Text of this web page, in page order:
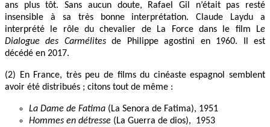
ans plus tôt. Sans aucun doute, Rafael Gil n’était pas resté
insensible à sa très bonne interprétation. Claude Laydu a
interprété le rôle du chevalier de La Force dans le film Le
Dialogue des Carmélitesde Philippe agostini en 1960. Il est
décédé en 2017.
(2) En France, très peu de films du cinéaste espagnol semblent
avoir été distribués ; citons tout de même :
La Dame de Fatima (La Senora de Fatima), 1951
Hommes en détresse (La Guerra de dios), 1953